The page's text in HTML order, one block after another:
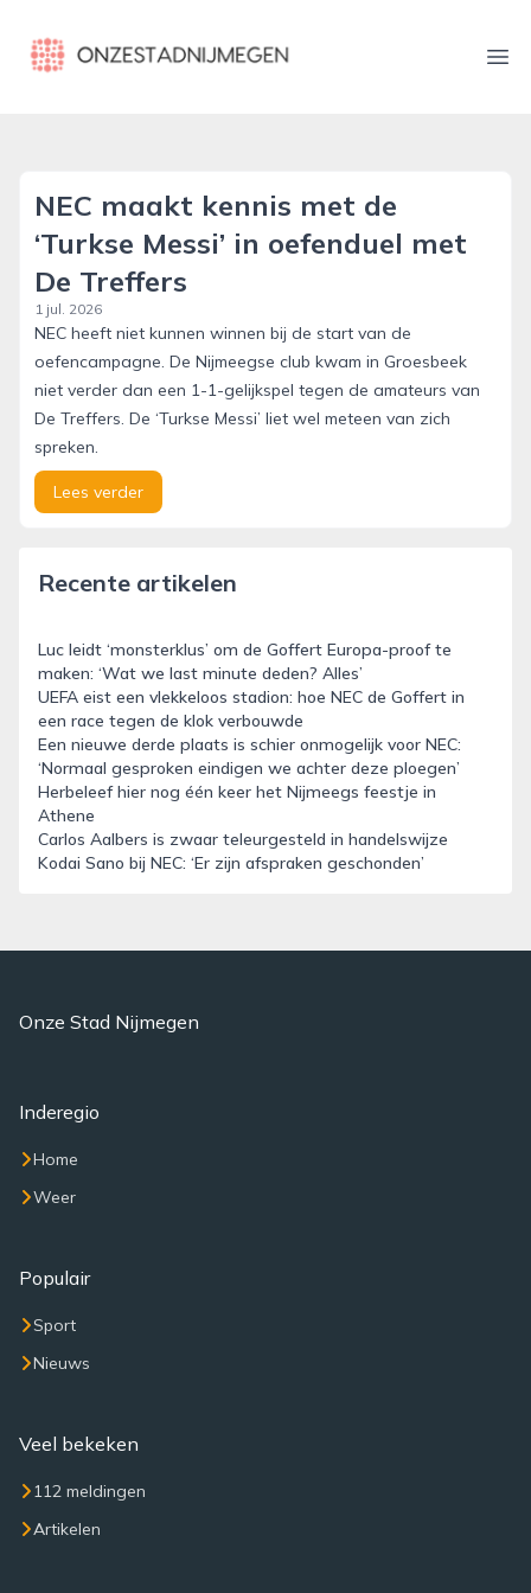
onzestadnijmegen.nl
NEC maakt kennis met de
‘Turkse Messi’ in oefenduel met
De Treffers
1 jul. 2026
NEC heeft niet kunnen winnen bij de start van de
oefencampagne. De Nijmeegse club kwam in Groesbeek
niet verder dan een 1-1-gelijkspel tegen de amateurs van
De Treffers. De ‘Turkse Messi’ liet wel meteen van zich
spreken.
Lees verder
Recente artikelen
Luc leidt ‘monsterklus’ om de Goffert Europa-proof te
maken: ‘Wat we last minute deden? Alles’
UEFA eist een vlekkeloos stadion: hoe NEC de Goffert in
een race tegen de klok verbouwde
Een nieuwe derde plaats is schier onmogelijk voor NEC:
‘Normaal gesproken eindigen we achter deze ploegen’
Herbeleef hier nog één keer het Nijmeegs feestje in
Athene
Carlos Aalbers is zwaar teleurgesteld in handelswijze
Kodai Sano bij NEC: ‘Er zijn afspraken geschonden’
Onze Stad Nijmegen
Inderegio
Home
Weer
Populair
Sport
Nieuws
Veel bekeken
112 meldingen
Artikelen